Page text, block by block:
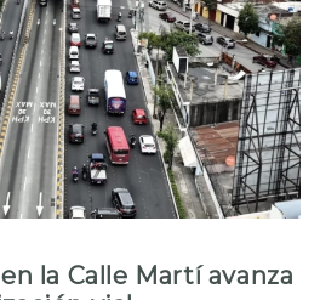
la Calle Martí avanza